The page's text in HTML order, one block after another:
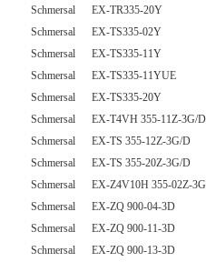
Schmersal EX-TR335-20Y
Schmersal EX-TS335-02Y
Schmersal EX-TS335-11Y
Schmersal EX-TS335-11YUE
Schmersal EX-TS335-20Y
Schmersal EX-T4VH 355-11Z-3G/D
Schmersal EX-TS 355-12Z-3G/D
Schmersal EX-TS 355-20Z-3G/D
Schmersal EX-Z4V10H 355-02Z-
Schmersal EX-ZQ 900-04-3D
Schmersal EX-ZQ 900-11-3D
Schmersal EX-ZQ 900-13-3D